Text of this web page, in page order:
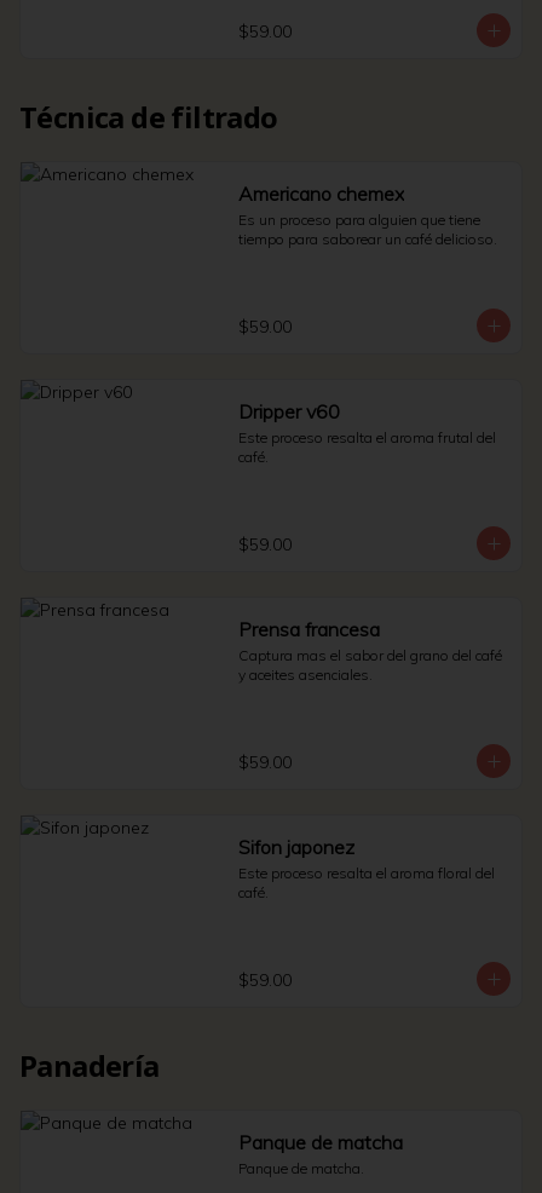
$59.00
Técnica de filtrado
Americano chemex
Es un proceso para alguien que tiene
tiempo para saborear un café delicioso.
$59.00
Dripper v60
Este proceso resalta el aroma frutal del
café.
$59.00
Prensa francesa
Captura mas el sabor del grano del café
y aceites asenciales.
$59.00
Sifon japonez
Este proceso resalta el aroma floral del
café.
$59.00
Panadería
Panque de matcha
Panque de matcha.